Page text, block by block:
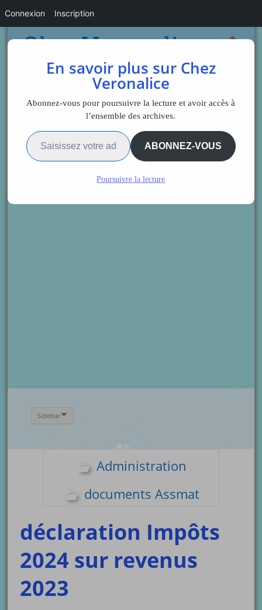
Sidebar
Administration
documents Assmat
déclaration Impôts
2024 sur revenus
2023
En savoir plus sur Chez
Veronalice
Abonnez-vous pour poursuivre la lecture et avoir accès à
l’ensemble des archives.
Saisissez votre adresse e-mail…
ABONNEZ-VOUS
Poursuivre la lecture
Connexion Inscription